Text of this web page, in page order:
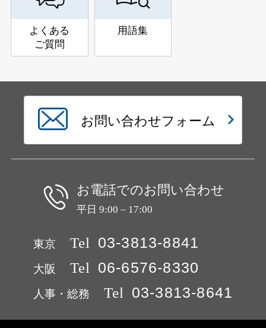
よくある
ご質問
用語集
お問い合わせフォーム
お電話でのお問い合わせ
平日 9:00 – 17:00
東京 Tel 03-3813-8841
大阪 Tel 06-6576-8330
人事・総務 Tel 03-3813-8641